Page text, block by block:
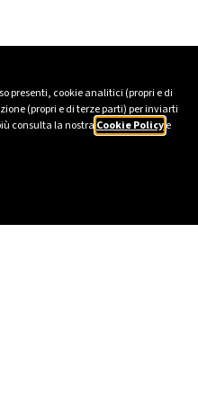
presenti, cookie analitici (propri e di
(propri e di terze parti) per inviarti
consulta la nostra Cookie Policye